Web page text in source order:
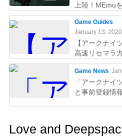
上陸！MEmu
やりましょう
Game Guides
January 13, 2020
【アークナイ
高速リセマラ
Game News
「アークナイ
と事前登録情
Love and